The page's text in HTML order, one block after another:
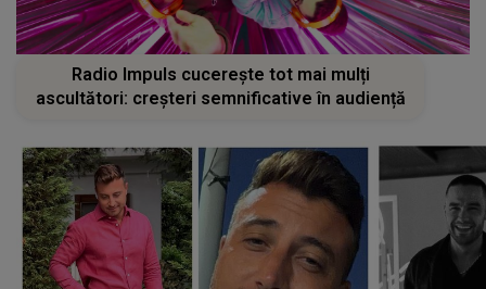
Radio Impuls cucerește tot mai mulți
ascultători: creșteri semnificative în audiență